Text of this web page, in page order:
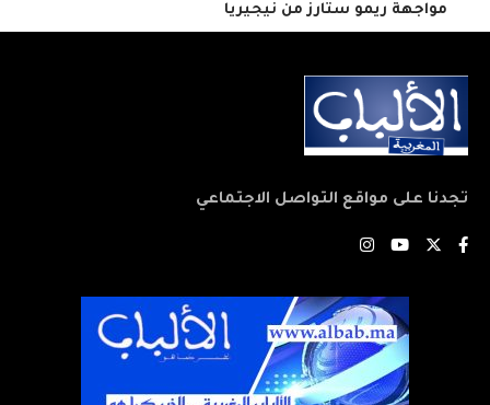
مواجهة ريمو ستارز من نيجيريا
تجدنا على مواقع التواصل الاجتماعي